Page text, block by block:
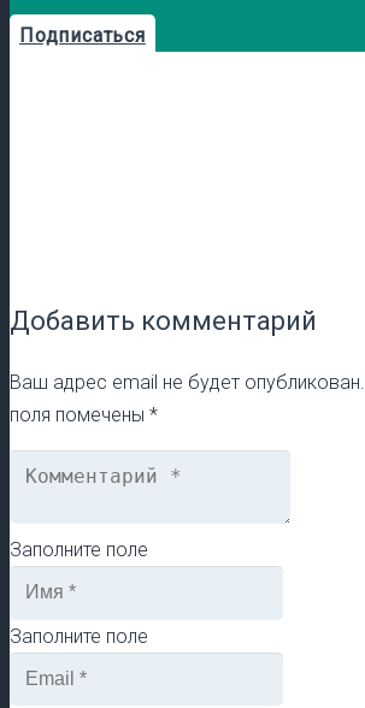
Подписаться
Добавить комментарий
Ваш адрес email не будет опубликован.
поля помечены *
Заполните поле
Заполните поле